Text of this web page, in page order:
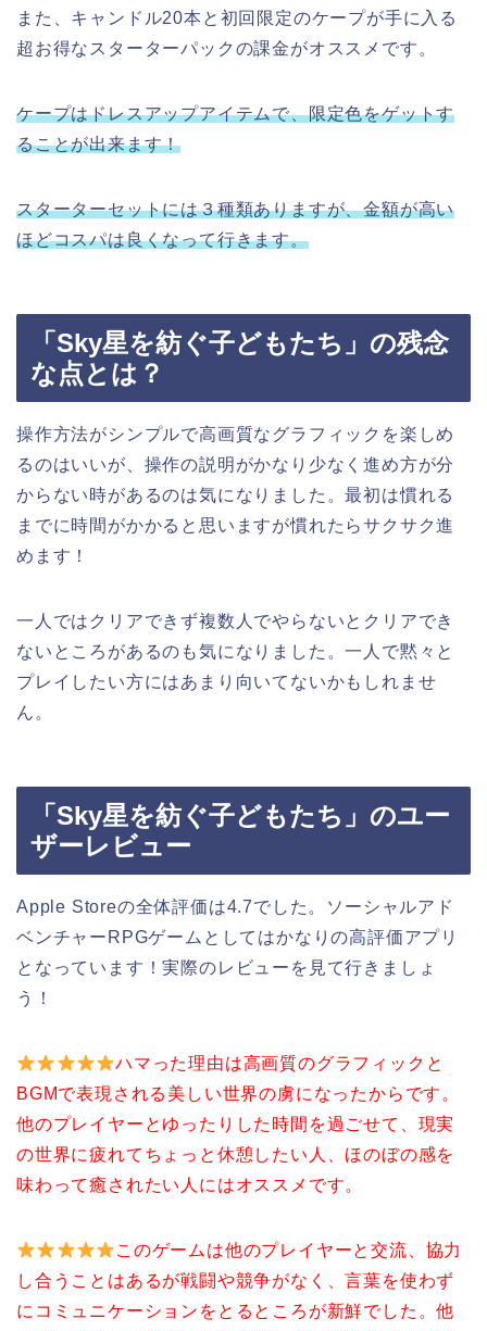
また、キャンドル20本と初回限定のケープが手に入る
超お得なスターターパックの課金がオススメです。
ケープはドレスアップアイテムで、限定色をゲットす
ることが出来ます！
スターターセットには３種類ありますが、金額が高い
ほどコスパは良くなって行きます。
「Sky星を紡ぐ子どもたち」の残念
な点とは？
操作方法がシンプルで高画質なグラフィックを楽しめ
るのはいいが、操作の説明がかなり少なく進め方が分
からない時があるのは気になりました。最初は慣れる
までに時間がかかると思いますが慣れたらサクサク進
めます！
一人ではクリアできず複数人でやらないとクリアでき
ないところがあるのも気になりました。一人で黙々と
プレイしたい方にはあまり向いてないかもしれませ
ん。
「Sky星を紡ぐ子どもたち」のユー
ザーレビュー
Apple Storeの全体評価は4.7でした。ソーシャルアド
ベンチャーRPGゲームとしてはかなりの高評価アプリ
となっています！実際のレビューを見て行きましょ
う！
ハマった理由は高画質のグラフィックと
BGMで表現される美しい世界の虜になったからです。
他のプレイヤーとゆったりした時間を過ごせて、現実
の世界に疲れてちょっと休憩したい人、ほのぼの感を
味わって癒されたい人にはオススメです。
このゲームは他のプレイヤーと交流、協力
し合うことはあるが戦闘や競争がなく、言葉を使わず
にコミュニケーションをとるところが新鮮でした。他